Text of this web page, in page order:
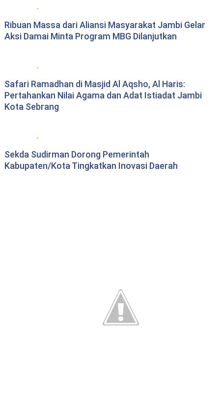
Ribuan Massa dari Aliansi Masyarakat Jambi Gelar
Aksi Damai Minta Program MBG Dilanjutkan
Safari Ramadhan di Masjid Al Aqsho, Al Haris:
Pertahankan Nilai Agama dan Adat Istiadat Jambi
Kota Sebrang
Sekda Sudirman Dorong Pemerintah
Kabupaten/Kota Tingkatkan Inovasi Daerah